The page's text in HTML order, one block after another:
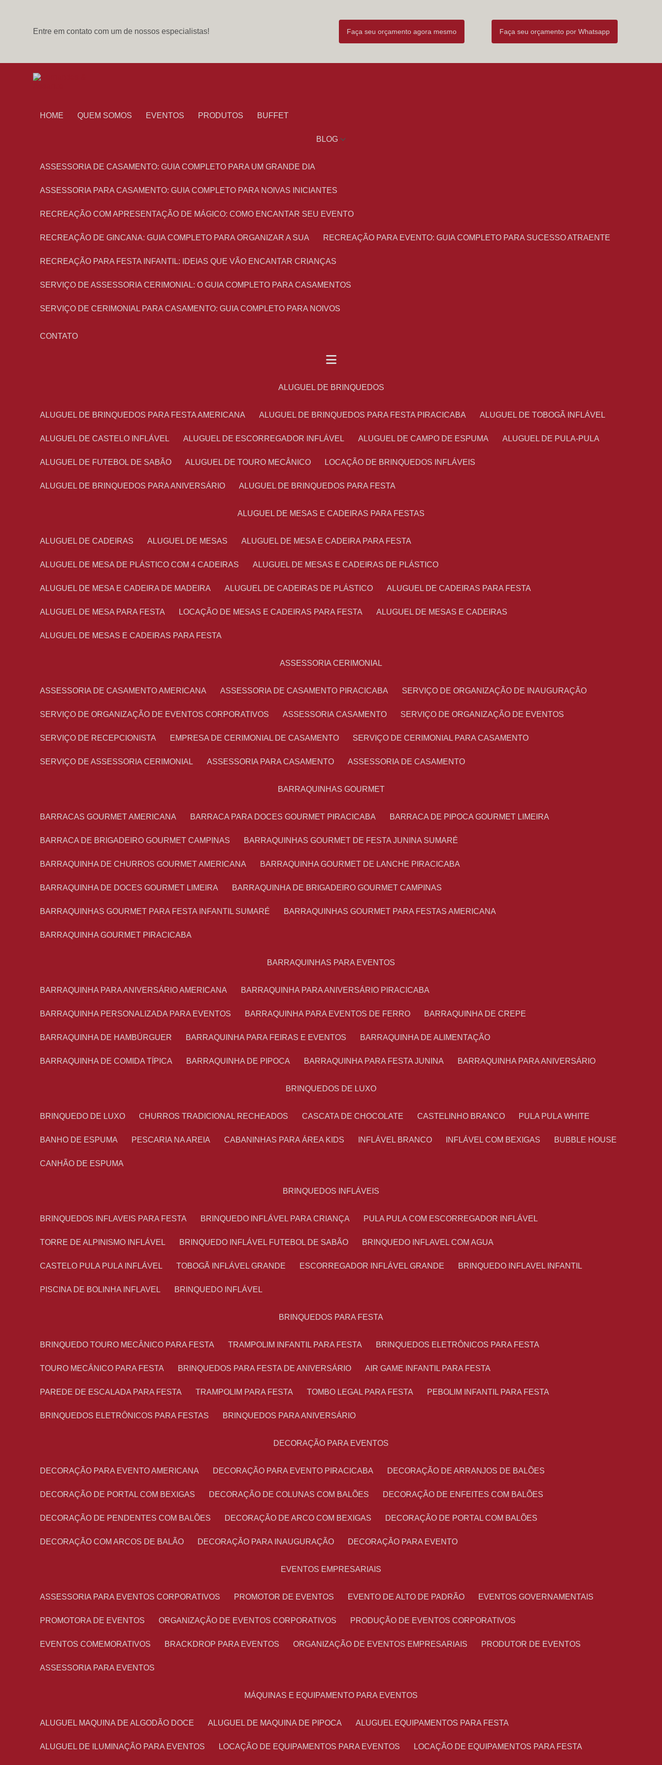
Entre em contato com um de nossos especialistas! Faça seu orçamento agora mesmo Faça seu orçamento por Whatsapp
HOME QUEM SOMOS EVENTOS PRODUTOS BUFFET
BLOG
ASSESSORIA DE CASAMENTO: GUIA COMPLETO PARA UM GRANDE DIA
ASSESSORIA PARA CASAMENTO: GUIA COMPLETO PARA NOIVAS INICIANTES
RECREAÇÃO COM APRESENTAÇÃO DE MÁGICO: COMO ENCANTAR SEU EVENTO
RECREAÇÃO DE GINCANA: GUIA COMPLETO PARA ORGANIZAR A SUA RECREAÇÃO PARA EVENTO: GUIA COMPLETO PARA SUCESSO ATRAENTE
RECREAÇÃO PARA FESTA INFANTIL: IDEIAS QUE VÃO ENCANTAR CRIANÇAS
SERVIÇO DE ASSESSORIA CERIMONIAL: O GUIA COMPLETO PARA CASAMENTOS
SERVIÇO DE CERIMONIAL PARA CASAMENTO: GUIA COMPLETO PARA NOIVOS
CONTATO
ALUGUEL DE BRINQUEDOS
ALUGUEL DE BRINQUEDOS PARA FESTA AMERICANA ALUGUEL DE BRINQUEDOS PARA FESTA PIRACICABA ALUGUEL DE TOBOGÃ INFLÁVEL
ALUGUEL DE CASTELO INFLÁVEL ALUGUEL DE ESCORREGADOR INFLÁVEL ALUGUEL DE CAMPO DE ESPUMA ALUGUEL DE PULA-PULA
ALUGUEL DE FUTEBOL DE SABÃO ALUGUEL DE TOURO MECÂNICO LOCAÇÃO DE BRINQUEDOS INFLÁVEIS
ALUGUEL DE BRINQUEDOS PARA ANIVERSÁRIO ALUGUEL DE BRINQUEDOS PARA FESTA
ALUGUEL DE MESAS E CADEIRAS PARA FESTAS
ALUGUEL DE CADEIRAS ALUGUEL DE MESAS ALUGUEL DE MESA E CADEIRA PARA FESTA
ALUGUEL DE MESA DE PLÁSTICO COM 4 CADEIRAS ALUGUEL DE MESAS E CADEIRAS DE PLÁSTICO
ALUGUEL DE MESA E CADEIRA DE MADEIRA ALUGUEL DE CADEIRAS DE PLÁSTICO ALUGUEL DE CADEIRAS PARA FESTA
ALUGUEL DE MESA PARA FESTA LOCAÇÃO DE MESAS E CADEIRAS PARA FESTA ALUGUEL DE MESAS E CADEIRAS
ALUGUEL DE MESAS E CADEIRAS PARA FESTA
ASSESSORIA CERIMONIAL
ASSESSORIA DE CASAMENTO AMERICANA ASSESSORIA DE CASAMENTO PIRACICABA SERVIÇO DE ORGANIZAÇÃO DE INAUGURAÇÃO
SERVIÇO DE ORGANIZAÇÃO DE EVENTOS CORPORATIVOS ASSESSORIA CASAMENTO SERVIÇO DE ORGANIZAÇÃO DE EVENTOS
SERVIÇO DE RECEPCIONISTA EMPRESA DE CERIMONIAL DE CASAMENTO SERVIÇO DE CERIMONIAL PARA CASAMENTO
SERVIÇO DE ASSESSORIA CERIMONIAL ASSESSORIA PARA CASAMENTO ASSESSORIA DE CASAMENTO
BARRAQUINHAS GOURMET
BARRACAS GOURMET AMERICANA BARRACA PARA DOCES GOURMET PIRACICABA BARRACA DE PIPOCA GOURMET LIMEIRA
BARRACA DE BRIGADEIRO GOURMET CAMPINAS BARRAQUINHAS GOURMET DE FESTA JUNINA SUMARÉ
BARRAQUINHA DE CHURROS GOURMET AMERICANA BARRAQUINHA GOURMET DE LANCHE PIRACICABA
BARRAQUINHA DE DOCES GOURMET LIMEIRA BARRAQUINHA DE BRIGADEIRO GOURMET CAMPINAS
BARRAQUINHAS GOURMET PARA FESTA INFANTIL SUMARÉ BARRAQUINHAS GOURMET PARA FESTAS AMERICANA
BARRAQUINHA GOURMET PIRACICABA
BARRAQUINHAS PARA EVENTOS
BARRAQUINHA PARA ANIVERSÁRIO AMERICANA BARRAQUINHA PARA ANIVERSÁRIO PIRACICABA
BARRAQUINHA PERSONALIZADA PARA EVENTOS BARRAQUINHA PARA EVENTOS DE FERRO BARRAQUINHA DE CREPE
BARRAQUINHA DE HAMBÚRGUER BARRAQUINHA PARA FEIRAS E EVENTOS BARRAQUINHA DE ALIMENTAÇÃO
BARRAQUINHA DE COMIDA TÍPICA BARRAQUINHA DE PIPOCA BARRAQUINHA PARA FESTA JUNINA BARRAQUINHA PARA ANIVERSÁRIO
BRINQUEDOS DE LUXO
BRINQUEDO DE LUXO CHURROS TRADICIONAL RECHEADOS CASCATA DE CHOCOLATE CASTELINHO BRANCO PULA PULA WHITE
BANHO DE ESPUMA PESCARIA NA AREIA CABANINHAS PARA ÁREA KIDS INFLÁVEL BRANCO INFLÁVEL COM BEXIGAS BUBBLE HOUSE
CANHÃO DE ESPUMA
BRINQUEDOS INFLÁVEIS
BRINQUEDOS INFLAVEIS PARA FESTA BRINQUEDO INFLÁVEL PARA CRIANÇA PULA PULA COM ESCORREGADOR INFLÁVEL
TORRE DE ALPINISMO INFLÁVEL BRINQUEDO INFLÁVEL FUTEBOL DE SABÃO BRINQUEDO INFLAVEL COM AGUA
CASTELO PULA PULA INFLÁVEL TOBOGÃ INFLÁVEL GRANDE ESCORREGADOR INFLÁVEL GRANDE BRINQUEDO INFLAVEL INFANTIL
PISCINA DE BOLINHA INFLAVEL BRINQUEDO INFLÁVEL
BRINQUEDOS PARA FESTA
BRINQUEDO TOURO MECÂNICO PARA FESTA TRAMPOLIM INFANTIL PARA FESTA BRINQUEDOS ELETRÔNICOS PARA FESTA
TOURO MECÂNICO PARA FESTA BRINQUEDOS PARA FESTA DE ANIVERSÁRIO AIR GAME INFANTIL PARA FESTA
PAREDE DE ESCALADA PARA FESTA TRAMPOLIM PARA FESTA TOMBO LEGAL PARA FESTA PEBOLIM INFANTIL PARA FESTA
BRINQUEDOS ELETRÔNICOS PARA FESTAS BRINQUEDOS PARA ANIVERSÁRIO
DECORAÇÃO PARA EVENTOS
DECORAÇÃO PARA EVENTO AMERICANA DECORAÇÃO PARA EVENTO PIRACICABA DECORAÇÃO DE ARRANJOS DE BALÕES
DECORAÇÃO DE PORTAL COM BEXIGAS DECORAÇÃO DE COLUNAS COM BALÕES DECORAÇÃO DE ENFEITES COM BALÕES
DECORAÇÃO DE PENDENTES COM BALÕES DECORAÇÃO DE ARCO COM BEXIGAS DECORAÇÃO DE PORTAL COM BALÕES
DECORAÇÃO COM ARCOS DE BALÃO DECORAÇÃO PARA INAUGURAÇÃO DECORAÇÃO PARA EVENTO
EVENTOS EMPRESARIAIS
ASSESSORIA PARA EVENTOS CORPORATIVOS PROMOTOR DE EVENTOS EVENTO DE ALTO DE PADRÃO EVENTOS GOVERNAMENTAIS
PROMOTORA DE EVENTOS ORGANIZAÇÃO DE EVENTOS CORPORATIVOS PRODUÇÃO DE EVENTOS CORPORATIVOS
EVENTOS COMEMORATIVOS BRACKDROP PARA EVENTOS ORGANIZAÇÃO DE EVENTOS EMPRESARIAIS PRODUTOR DE EVENTOS
ASSESSORIA PARA EVENTOS
MÁQUINAS E EQUIPAMENTO PARA EVENTOS
ALUGUEL MAQUINA DE ALGODÃO DOCE ALUGUEL DE MAQUINA DE PIPOCA ALUGUEL EQUIPAMENTOS PARA FESTA
ALUGUEL DE ILUMINAÇÃO PARA EVENTOS LOCAÇÃO DE EQUIPAMENTOS PARA EVENTOS LOCAÇÃO DE EQUIPAMENTOS PARA FESTA